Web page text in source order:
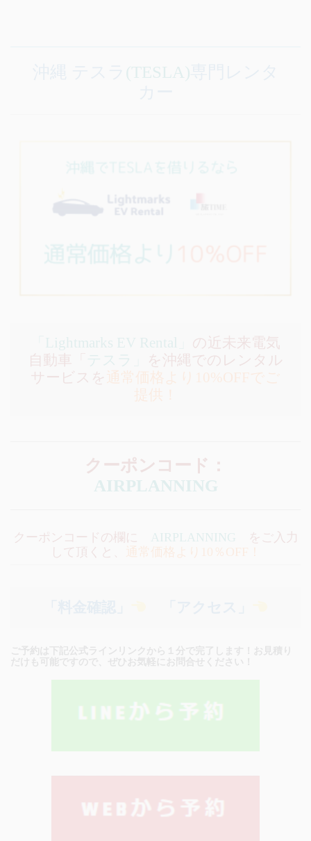
(TESLA)
「Lightmarks EV Rental」 の近未来電気
自動車「
テスラ」
を沖縄でのレンタル
サービスを 通常価格より10%OFFでご
提供！
クーポンコード：
AIRPLANNING
クーポンコードの欄に AIRPLANNING をご入力
して頂くと、
通常価格より10％OFF！